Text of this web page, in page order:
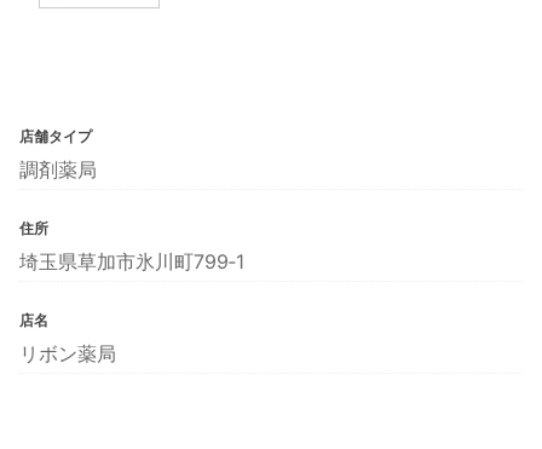
店舗タイプ
調剤薬局
住所
埼玉県草加市氷川町799‐1
店名
リボン薬局